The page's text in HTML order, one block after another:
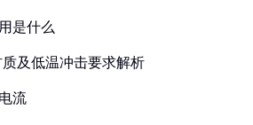
是什么
及低温冲击要求解析
流